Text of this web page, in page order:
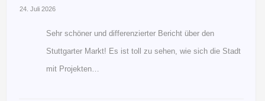
24. Juli 2026
Sehr schöner und differenzierter Bericht über den
Stuttgarter Markt! Es ist toll zu sehen, wie sich die Stadt
mit Projekten…